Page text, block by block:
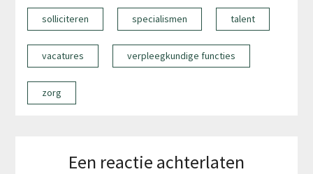
solliciteren specialismen talent
vacatures verpleegkundige functies
zorg
Een reactie achterlaten